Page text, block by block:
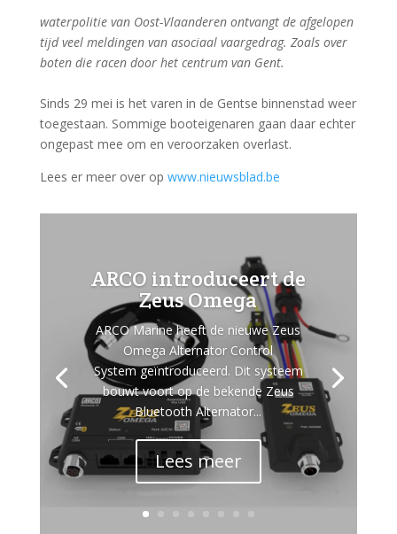
waterpolitie van Oost-Vlaanderen ontvangt de afgelopen
tijd veel meldingen van asociaal vaargedrag. Zoals over
boten die racen door het centrum van Gent.
Sinds 29 mei is het varen in de Gentse binnenstad weer
toegestaan. Sommige booteigenaren gaan daar echter
ongepast mee om en veroorzaken overlast.
Lees er meer over op www.nieuwsblad.be
ARCO introduceert de
Zeus Omega
ARCO Marine heeft de nieuwe Zeus
Omega Alternator Control
System geïntroduceerd. Dit systeem
bouwt voort op de bekende Zeus
Bluetooth Alternator...
Lees meer